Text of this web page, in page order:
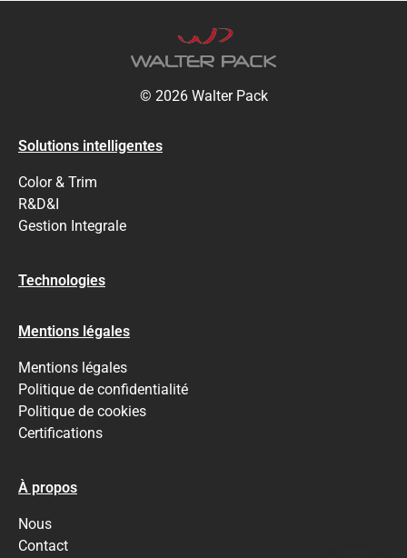
© 2026 Walter Pack
Solutions intelligentes
Color & Trim
R&D&I
Gestion Integrale
Technologies
Mentions légales
Mentions légales
Politique de confidentialité
Politique de cookies
Certifications
À propos
Nous
Contact